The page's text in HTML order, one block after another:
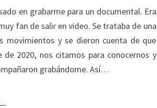
en grabarme para un documental. Era
fan de salir en video. Se trataba de una
movimientos y se dieron cuenta de que
2020, nos citamos para conocernos y
grabándome. Así…